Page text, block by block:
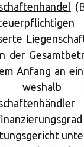
der
Anfang an
weshalb